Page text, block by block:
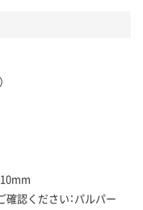
認ください：パルパー